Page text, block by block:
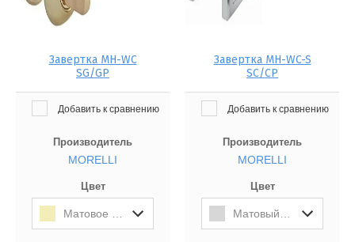
Завертка MH-WC
SG/GP
Добавить к сравнению
Производитель
MORELLI
Цвет
Завертка MH-WC-S
SC/CP
Добавить к сравнению
Производитель
MORELLI
Цвет